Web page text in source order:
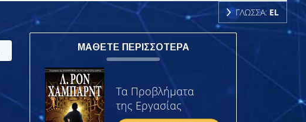
ΓΛΩΣΣΑ: EL
ΜΑΘΕΤΕ ΠΕΡΙΣΣΟΤΕΡΑ
Τα Προβλήματα
της Εργασίας